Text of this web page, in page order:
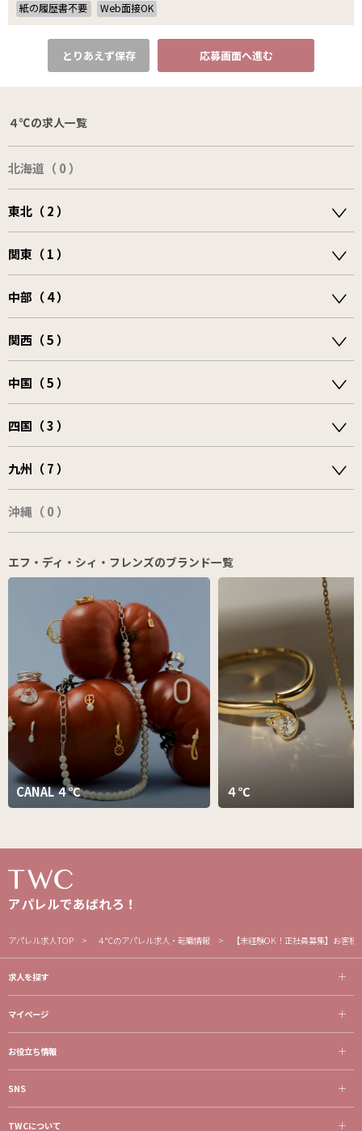
紙の履歴書不要 Web面接OK
とりあえず保存 応募画面へ進む
４℃の求人一覧
北海道（ 0 ）
東北（ 2 ）
関東（ 1 ）
中部（ 4 ）
関西（ 5 ）
中国（ 5 ）
四国（ 3 ）
九州（ 7 ）
沖縄（ 0 ）
エフ・ディ・シィ・フレンズのブランド一覧
CANAL ４℃ ４℃
アパレルであばれろ！
アパレル求人TOP ４℃のアパレル求人・転職情報 【未経験OK！正社員募集】お客
求人を探す
マイページ
お役立ち情報
SNS
TWCについて